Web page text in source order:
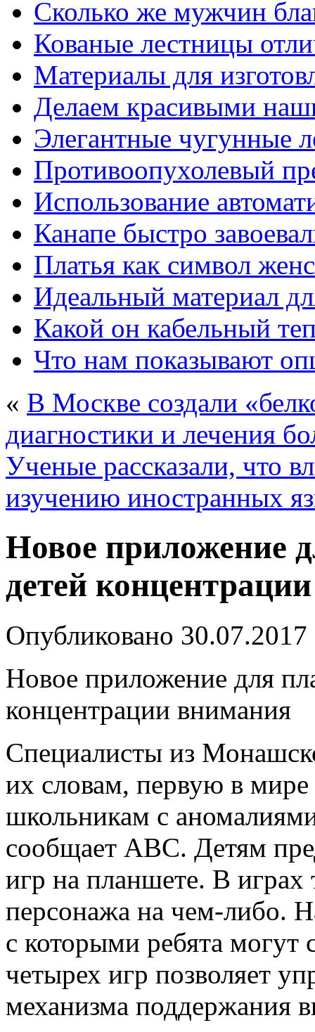
Сколько же мужчин
Кованые лестницы
Материалы для
Делаем красивыми
Элегантные чугунные
Противоопухолевый
Использование
Канапе быстро
Платья как символ
Идеальный материал
Какой он кабельный
Что нам показывают
« В Москве создали
диагностики и лечения
Ученые рассказали, что
изучению иностранных
Новое приложение
детей
Опубликовано 30.07.2017
Новое приложение для
концентрации внимания
Специалисты из
их словам, первую в
школьникам с
сообщает ABC. Детям
игр на планшете. В играх
персонажа на чем-либо.
с которыми ребята могут
четырех игр позволяет
механизма поддержания